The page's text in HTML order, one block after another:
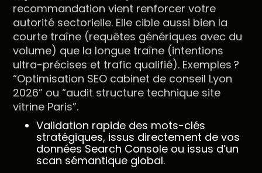
recommandation vient renforcer votre
autorité sectorielle. Elle cible aussi bien la
courte traîne (requêtes génériques avec du
volume) que la longue traîne (intentions
ultra-précises et trafic qualifié). Exemples ?
“Optimisation SEO cabinet de conseil Lyon
2026” ou “audit structure technique site
vitrine Paris”.
Validation rapide des mots-clés
stratégiques, issus directement de vos
données Search Console ou issus d’un
scan sémantique global.